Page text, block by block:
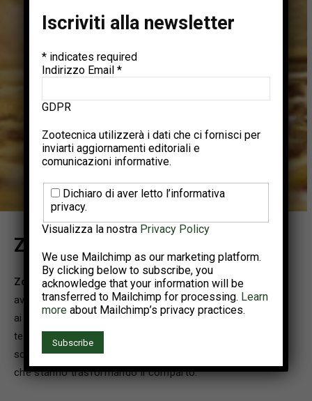
Zootecnica | Rivista avicola
Zootecnicaè la rivista di riferimento per il settore
avicolo. Attraverso il sito e l’edizione cartacea, offriamo
ai nostri lettori un panorama completo sulle ultime
tendenze, le innovazioni tecnologiche, la ricerca
scientifica, le pratiche di gestione e le novità di prodotto
che stanno trasformando il comparto.
Iscriviti alla newsletter
* indicates required
Indirizzo Email *
GDPR
Zootecnica utilizzerà i dati che ci fornisci per
inviarti aggiornamenti editoriali e
comunicazioni informative.
Dichiaro di aver letto l’informativa
privacy.
Visualizza la nostra Privacy Policy
We use Mailchimp as our marketing platform.
By clicking below to subscribe, you
acknowledge that your information will be
transferred to Mailchimp for processing. Learn
more about Mailchimp’s privacy practices.